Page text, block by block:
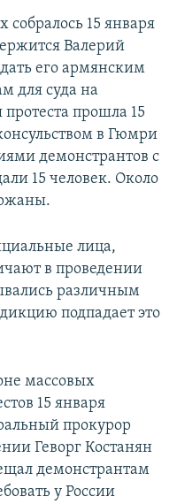
15 января
Валерий
его армянским
для суда на
прошла 15
в Гюмри
демонстрантов с
15 человек. Около
лица,
в проведении
различным
подпадает это
массовых
15 января
прокурор
Геворг Костанян
демонстрантам
у России